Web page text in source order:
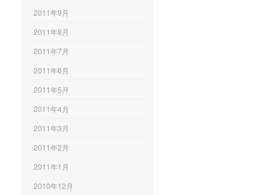
2011年9月
2011年8月
2011年7月
2011年6月
2011年5月
2011年4月
2011年3月
2011年2月
2011年1月
2010年12月